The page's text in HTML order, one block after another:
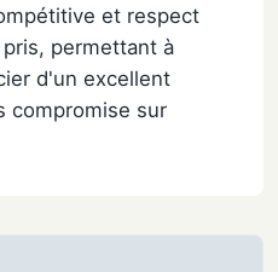
et respect
permettant à
d'un excellent
compromise sur